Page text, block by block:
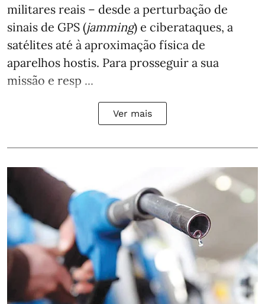
militares reais – desde a perturbação de
sinais de GPS (jamming) e ciberataques, a
satélites até à aproximação física de
aparelhos hostis. Para prosseguir a sua
missão e resp ...
Ver mais